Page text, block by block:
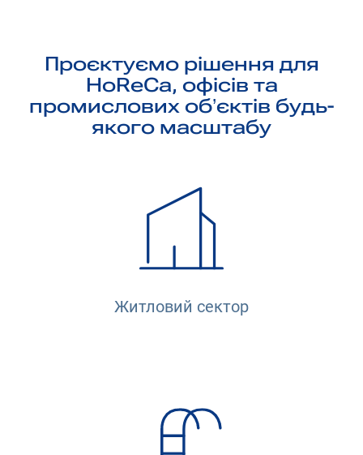
Проєктуємо рішення для
HoReCa, офісів та
промислових об’єктів будь-
якого масштабу
Житловий сектор